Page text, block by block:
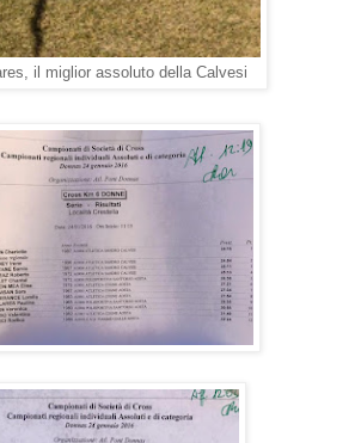
il miglior assoluto della Calvesi